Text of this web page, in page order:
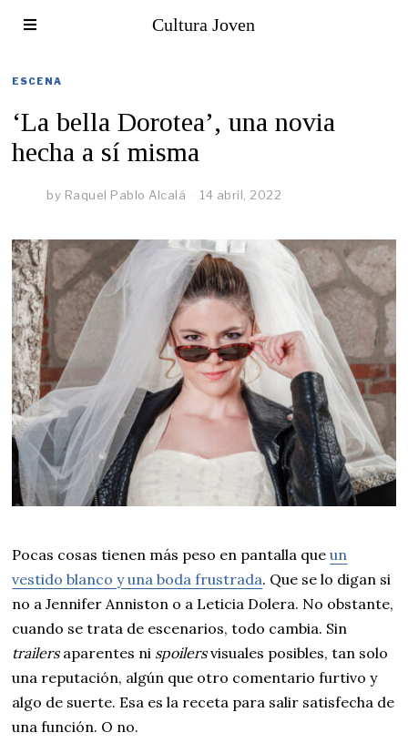
Cultura Joven
ESCENA
‘La bella Dorotea’, una novia
hecha a sí misma
by Raquel Pablo Alcalá 14 abril, 2022
Pocas cosas tienen más peso en pantalla queun
vestido blanco y una boda frustrada. Que se lo digan si
no a Jennifer Anniston o a Leticia Dolera. No obstante,
cuando se trata de escenarios, todo cambia. Sin
trailers aparentes ni spoilersvisuales posibles, tan solo
una reputación, algún que otro comentario furtivo y
algo de suerte. Esa es la receta para salir satisfecha de
una función. O no.